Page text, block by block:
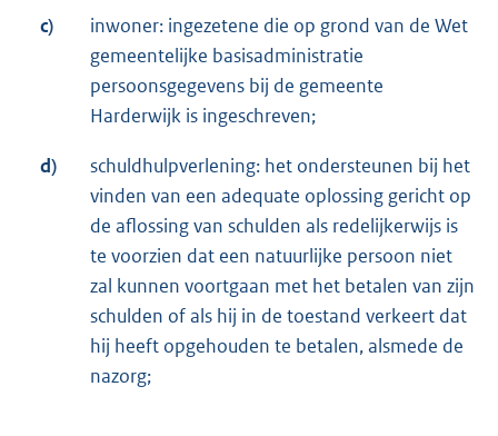
c)
inwoner: ingezetene die op grond van de Wet
gemeentelijke basisadministratie
persoonsgegevens bij de gemeente
Harderwijk is ingeschreven;
d)
schuldhulpverlening: het ondersteunen bij het
vinden van een adequate oplossing gericht op
de aflossing van schulden als redelijkerwijs is
te voorzien dat een natuurlijke persoon niet
zal kunnen voortgaan met het betalen van zijn
schulden of als hij in de toestand verkeert dat
hij heeft opgehouden te betalen, alsmede de
nazorg;